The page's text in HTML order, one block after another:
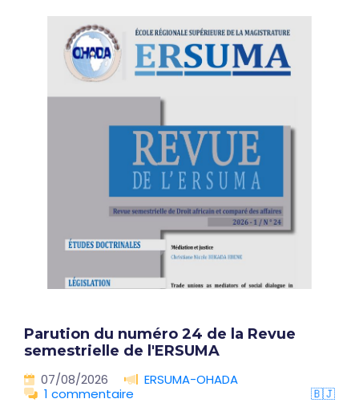
Parution du numéro 24 de la Revue
semestrielle de l'ERSUMA
07/08/2026
ERSUMA-OHADA
1 commentaire
🇧🇯